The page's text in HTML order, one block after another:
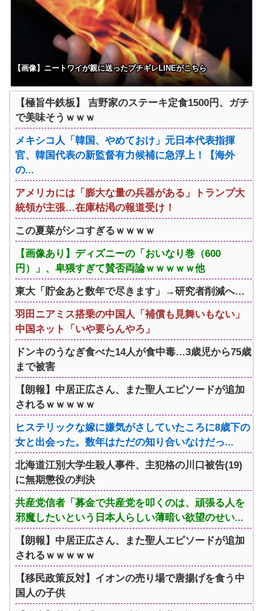
【画像】ニートワイが親に送ったブチギレLINEがこちら
【極旨牛鉄板】 吉野家のステーキ定食1500円、ガチ
で美味そうｗｗｗ
メキシコ人「韓国、やめておけ」元日本代表指揮
官、韓国代表の新監督有力候補に急浮上！【海外
の...
アメリカには「膨大な量の兵器がある」トランプ大
統領が主張…在庫枯渇の報道受け！
この夏菜がシコすぎるｗｗｗｗ
【画像あり】ディズニーの「おいなり巻（600
円）」、卑猥すぎて賛否両論ｗｗｗｗｗ他
東大「貯金あと数年で尽きます」→研究者削減へ…
羽田ニアミス搭乗の中国人「補償も見舞いもない」
中国ネット「いや要らんやろ」
ドンキのうなぎ食べた14人が食中毒…3歳児から75歳
まで被害
【朗報】中居正広さん、また聖人エピソードが追加
されるｗｗｗｗｗ
ヒステリックな嫁に嫌気がさしていたころに8歳下の
女と出会った。数年はただの知り合いなけだっ...
北海道江別大学生殺人事件、主犯格の川口被告(19)
に無期懲役の判決
共産党信者「募金で共産党を叩くのは、頑張る人を
邪魔したいという日本人らしい薄暗い欲望のせい...
【朗報】中居正広さん、また聖人エピソードが追加
されるｗｗｗｗｗ
【移民政策反対】イオンの売り場で唐揚げを食う中
国人の子供